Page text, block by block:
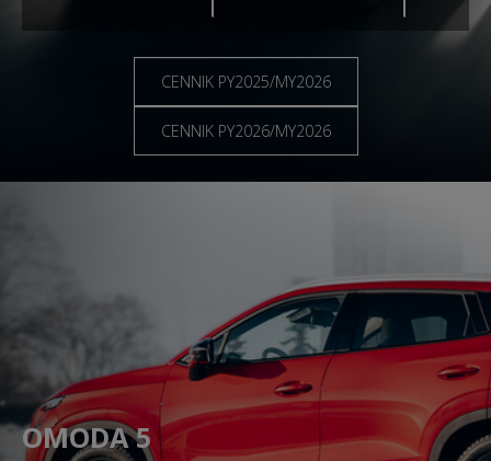
CENNIK PY2025/MY2026
CENNIK PY2026/MY2026
OMODA 5